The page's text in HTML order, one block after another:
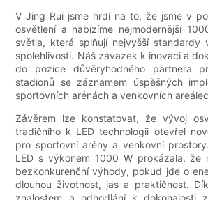
V Jing Rui jsme hrdí na to, že jsme v
osvětlení a nabízíme nejmodernější
světla, která splňují nejvyšší standardy
spolehlivosti. Náš závazek k inovaci a
do pozice důvěryhodného partnera
stadionů se záznamem úspěšných
sportovních arénách a venkovních
Závěrem lze konstatovat, že vývoj
tradičního k LED technologii otevřel
pro sportovní arény a venkovní
LED s výkonem 1000 W prokázala, že
bezkonkurenční výhody, pokud jde o
dlouhou životnost, jas a praktičnost.